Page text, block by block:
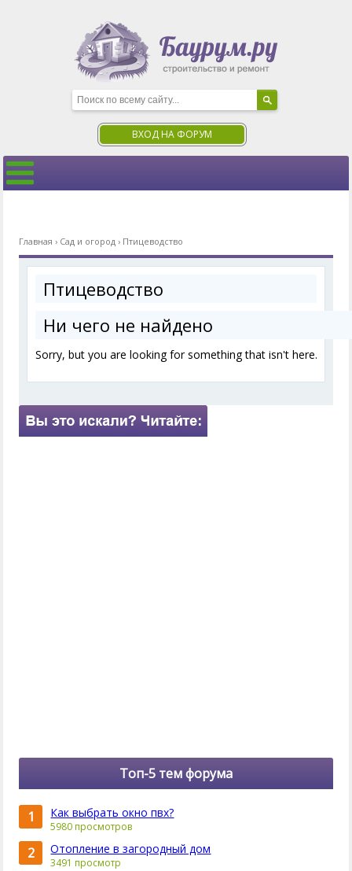
ВХОД НА ФОРУМ
Главная › Сад и огород › Птицеводство
Птицеводство
Ни чего не найдено
Sorry, but you are looking for something that isn't here.
Топ-5 тем форума
1 Как выбрать окно пвх?
5980 просмотров
2 Отопление в загородный дом
3491 просмотр